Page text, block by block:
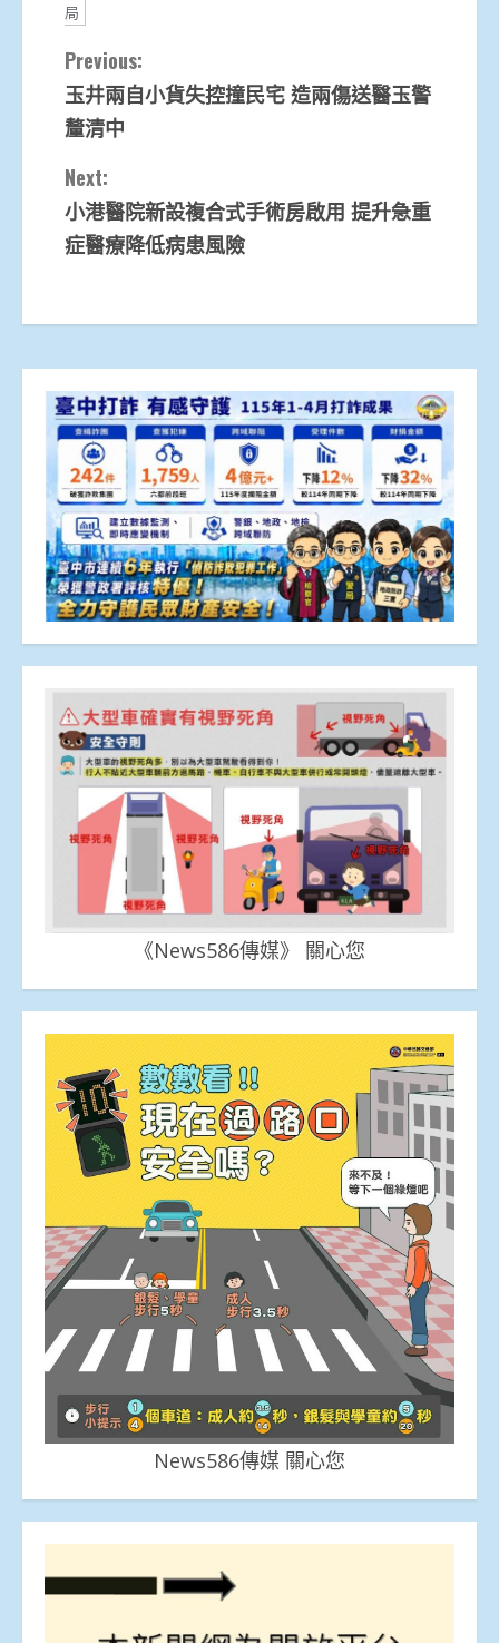
局
Continue
Reading
Previous:
玉井兩自小貨失控撞民宅 造兩傷送醫玉警
釐清中
Next:
小港醫院新設複合式手術房啟用 提升急重
症醫療降低病患風險
《News586傳媒》 關心您
News586傳媒 關心您